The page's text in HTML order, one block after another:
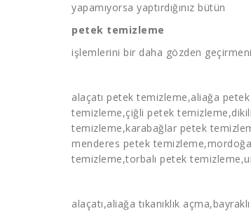
yapamıyorsa yaptırdığınız bütün
petek temizleme
işlemlerini bir daha gözden
alaçatı petek temizleme,aliağa
temizleme,çiğli petek temizleme,dikili
temizleme,karabağlar petek
menderes petek temizleme
temizleme,torbalı petek temizleme
alaçatı,aliağa tıkanıklık açma,bayraklı